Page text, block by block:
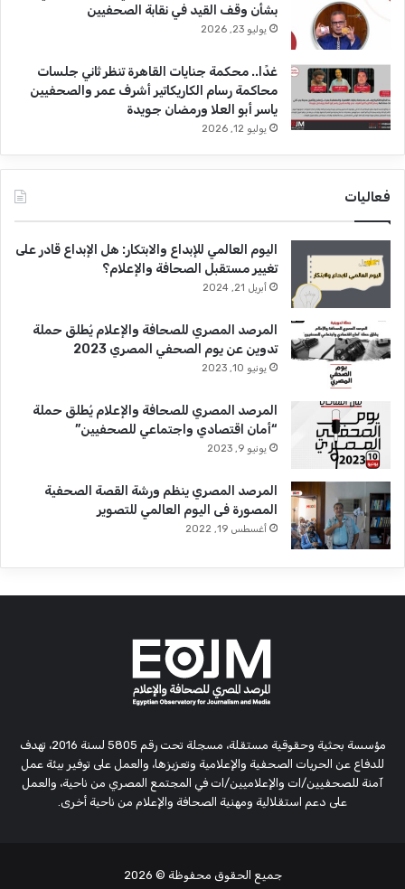
بشأن وقف القيد في نقابة الصحفيين
يوليو 23, 2026
غدًا.. محكمة جنايات القاهرة تنظر ثاني جلسات
محاكمة رسام الكاريكاتير أشرف عمر والصحفيين
ياسر أبو العلا ورمضان جويدة
يوليو 12, 2026
فعاليات
اليوم العالمي للإبداع والابتكار: هل الإبداع قادر على
تغيير مستقبل الصحافة والإعلام؟
أبريل 21, 2024
المرصد المصري للصحافة والإعلام يُطلق حملة
تدوين عن يوم الصحفي المصري 2023
يونيو 10, 2023
المرصد المصري للصحافة والإعلام يُطلق حملة
“أمان اقتصادي واجتماعي للصحفيين”
يونيو 9, 2023
المرصد المصري ينظم ورشة القصة الصحفية
المصورة فى اليوم العالمي للتصوير
أغسطس 19, 2022
مؤسسة بحثية وحقوقية مستقلة، مسجلة تحت رقم 5805 لسنة 2016، تهدف
للدفاع عن الحريات الصحفية والإعلامية وتعزيزها، والعمل على توفير بيئة عمل
آمنة للصحفيين/ات والإعلاميين/ات في المجتمع المصري من ناحية، والعمل
على دعم استقلالية ومهنية الصحافة والإعلام من ناحية أخرى.
جميع الحقوق محفوظة © 2026